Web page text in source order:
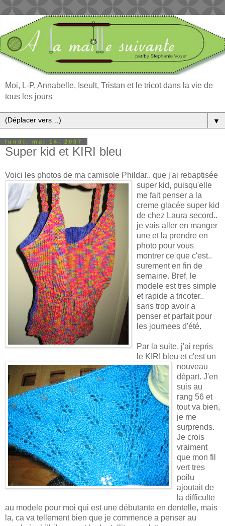
Moi, L-P, Annabelle, Iseult, Tristan et le tricot dans la vie de
tous les jours
▼
lundi, mai 14, 2007
Super kid et KIRI bleu
Voici les photos de ma camisole Phildar.. que j'ai rebaptisée
super kid, puisqu'elle
me fait penser a la
creme glacée super kid
de chez Laura secord..
je vais aller en manger
une et la prendre en
photo pour vous
montrer ce que c'est..
surement en fin de
semaine. Bref, le
modele est tres simple
et rapide a tricoter..
sans trop avoir a
penser et parfait pour
les journees d'été.
Par la suite, j'ai repris
le KIRI bleu et c'est un
nouveau
départ. J'en
suis au
rang 56 et
tout va bien,
je me
surprends.
Je crois
vraiment
que mon fil
vert tres
poilu
ajoutait de
la difficulte
au modele pour moi qui est une débutante en dentelle, mais
la, ca va tellement bien que je commence a penser au